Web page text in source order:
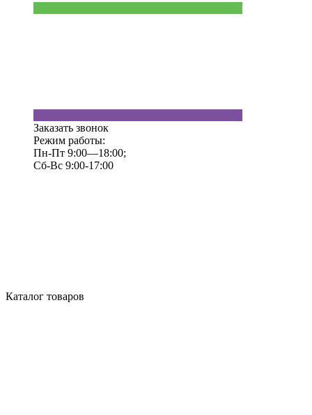
Заказать звонок
Режим работы:
Пн-Пт 9:00—18:00;
Сб-Вс 9:00-17:00
Каталог товаров